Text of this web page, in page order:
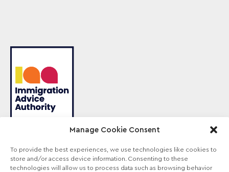
Manage Cookie Consent
To provide the best experiences, we use technologies like cookies to
store and/or access device information. Consenting to these
technologies will allow us to process data such as browsing behavior
Sterling Law — торговое наименование компании
Sterling Lawyers Ltd, зарегистрированной в Англии